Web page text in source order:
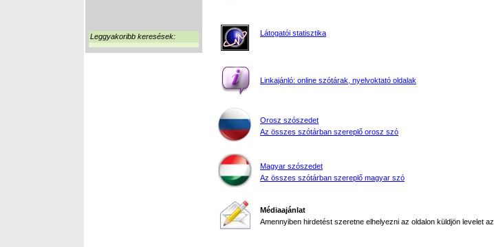
Leggyakoribb keresések: Látogatói statisztika
Linkajánló: online szótárak, nyelvoktató oldalak
Orosz szószedet
Az összes szótárban szereplő orosz szó
Magyar szószedet
Az összes szótárban szereplő magyar szó
Médiaajánlat
Amennyiben hirdetést szeretne elhelyezni az oldalon küldjön levelet az